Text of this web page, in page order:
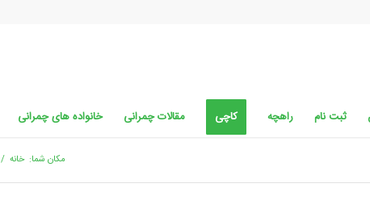
ثبت نام راهچه کاچی مقالات چمرانی خانواده های چمرانی
مکان شما: خانه /